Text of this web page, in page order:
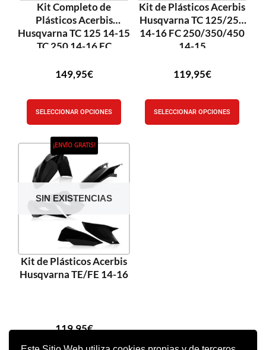
Kit Completo de
Plásticos Acerbis
Husqvarna TC 125 14-15
TC 250 14-16 FC
149,95€
SELECCIONAR OPCIONES
Kit de Plásticos Acerbis
Husqvarna TC 125/250
14-16 FC 250/350/450
14-15
119,95€
SELECCIONAR OPCIONES
SIN EXISTENCIAS
¡ENVÍO GRATIS!
Kit de Plásticos Acerbis
Husqvarna TE/FE 14-16
119,95€